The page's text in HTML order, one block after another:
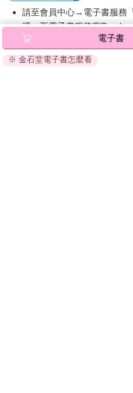
請至會員中心→電子書服務
碼』至電子書服務商
退換貨須知：
因版權保護，您在金石堂所
電子書
※ 金石堂電子書怎麼看